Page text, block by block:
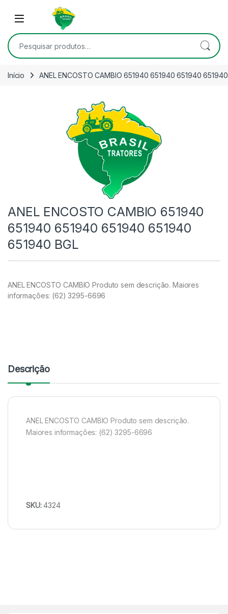
Skip to navigation
Open
Pesquisar por:
Início ANEL ENCOSTO CAMBIO 651940 651940 651940
ANEL ENCOSTO CAMBIO 651940
651940 651940 651940 651940
651940 BGL
ANEL ENCOSTO CAMBIO Produto sem descrição. Maiores
informações: (62) 3295-6696
Descrição
ANEL ENCOSTO CAMBIO Produto sem descrição.
Maiores informações: (62) 3295-6696
SKU:4324